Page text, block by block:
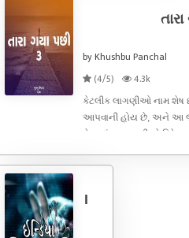
by Khushbu Panchal
(4/5)
4.3k
કેટલીક લાગણીઓ નામ શેષ
આપવાની હોય છે, અને આ
છે. બધું જ લાગણીઓ વિષે ....
I